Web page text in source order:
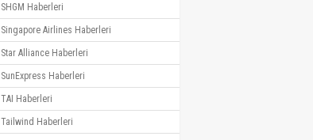
SHGM Haberleri
Singapore Airlines Haberleri
Star Alliance Haberleri
SunExpress Haberleri
TAI Haberleri
Tailwind Haberleri